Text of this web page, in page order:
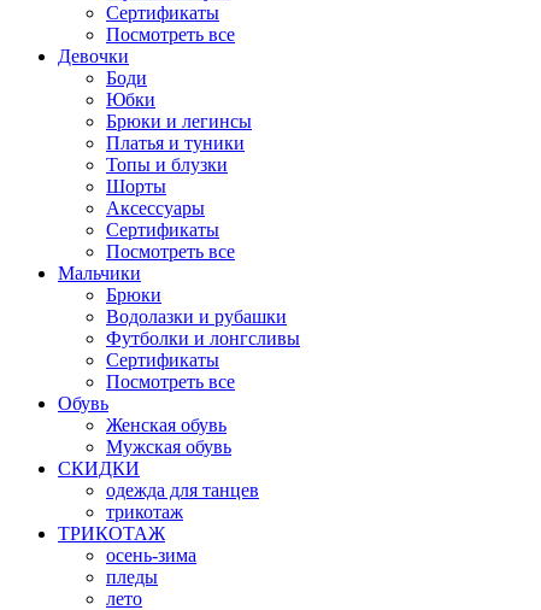
Сертификаты
Посмотреть все
Девочки
Боди
Юбки
Брюки и легинсы
Платья и туники
Топы и блузки
Шорты
Аксессуары
Сертификаты
Посмотреть все
Мальчики
Брюки
Водолазки и рубашки
Футболки и лонгсливы
Сертификаты
Посмотреть все
Обувь
Женская обувь
Мужская обувь
СКИДКИ
одежда для танцев
трикотаж
ТРИКОТАЖ
осень-зима
пледы
лето